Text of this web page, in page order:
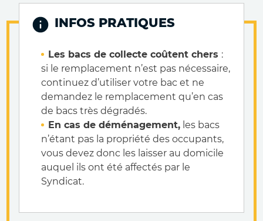
INFOS PRATIQUES
Les bacs de collecte coûtent chers :
si le remplacement n’est pas nécessaire,
continuez d’utiliser votre bac et ne
demandez le remplacement qu’en cas
de bacs très dégradés.
En cas de déménagement, les bacs
n’étant pas la propriété des occupants,
vous devez donc les laisser au domicile
auquel ils ont été affectés par le
Syndicat.